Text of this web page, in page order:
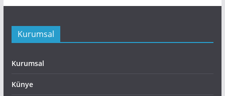
Kurumsal
Kurumsal
Künye